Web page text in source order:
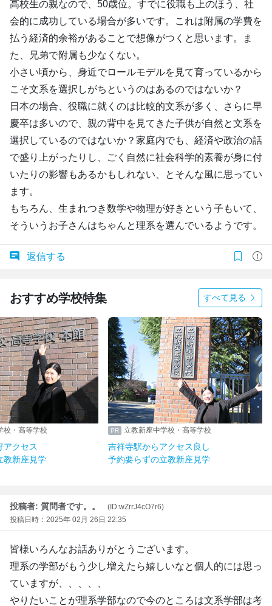
高校生の親なので、50歳位。すでに役職も上のほう、社
会的に成功している場合が多いです。これは附属の学費を
払う経済的余裕があることで想像がつくと思います。ま
た、兄弟で附属も少なくない。
小さい頃から、身近でロールモデルを見て育っているから
こそ文系を選択しがちというのはあるのではないか？
日本の場合、役職に就くのは比較的文系が多く、さらに早
慶卒は多いので、親の背中を見てきた子供が自然と文系を
選択しているのではないか？家庭内でも、経済や政治の話
で盛り上がったりし、ごく自然に社会科学的素養が身に付
いたりの影響もあるかもしれない、とそんな風に思ってい
ます。
もちろん、生まれつき数学や物理が好きという子もいて、
そういうお子さんはちゃんと理系を選んでいるようです。
返信する
おすすめ学校特集 すべて見る
校・高等学校
アクセス
教新座見学
立教新座中学校・高等学校
吉祥寺駅からアクセス良し
予約要らずの立教新座見学
投稿者: 質問者です。。
(ID:wZrrJ4cO7r6)
投稿日時：2025年 02月 26日 22:35
皆様いろんなお話ありがとうございます。
理系の学部がもう少し増えたら嬉しいなと個人的には思っ
ていますが、、、、、
やりたいことが理系学部なので今のところは文系学部は考